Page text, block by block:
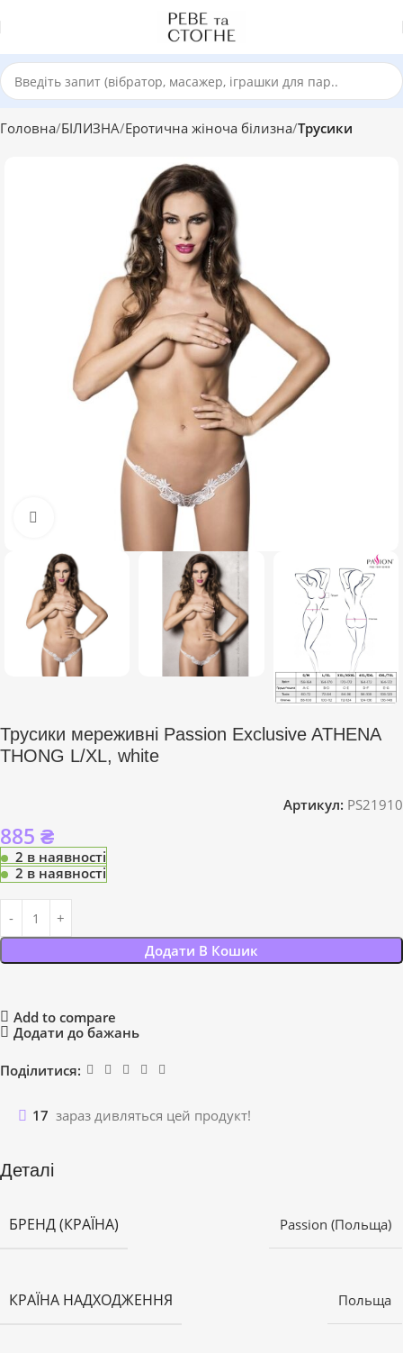
Головна БІЛИЗНА Еротична жіноча білизна Трусики
Click to enlarge
Трусики мереживні Passion Exclusive ATHENA
THONG L/XL, white
Артикул: PS21910
885 ₴
2 в наявності
2 в наявності
Додати В Кошик
Add to compare
Додати до бажань
Поділитися:
17 зараз дивляться цей продукт!
Деталі
БРЕНД (КРАЇНА) Passion (Польща)
КРАЇНА НАДХОДЖЕННЯ Польща